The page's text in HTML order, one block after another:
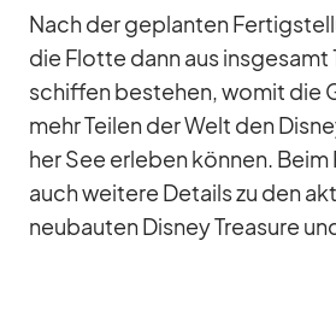
Nach der ge­plan­ten
die Flotte dann aus
schif­fen be­stehen, wo­mit die
mehr Tei­len der Welt den
her See er­le­ben kön­nen.
auch wei­tere De­tails zu den
neu­bau­ten Dis­ney Tre­asure